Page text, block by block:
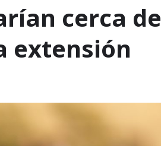
cerca de
extensión